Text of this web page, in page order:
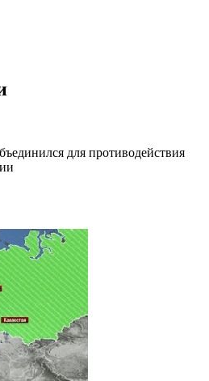
для противодействия